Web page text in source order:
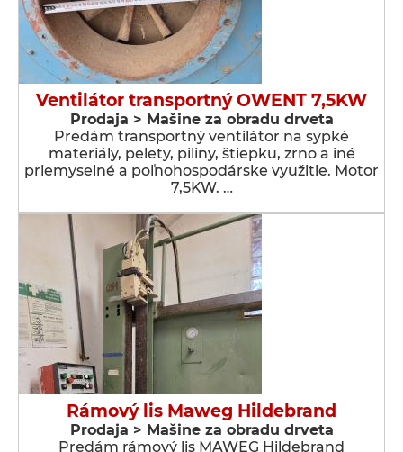
Ventilátor transportný OWENT 7,5KW
Prodaja > Мašine za obradu drveta
Predám transportný ventilátor na sypké
materiály, pelety, piliny, štiepku, zrno a iné
priemyselné a poľnohospodárske využitie. Motor
7,5KW. …
Rámový lis Maweg Hildebrand
Prodaja > Мašine za obradu drveta
Predám rámový lis MAWEG Hildebrand